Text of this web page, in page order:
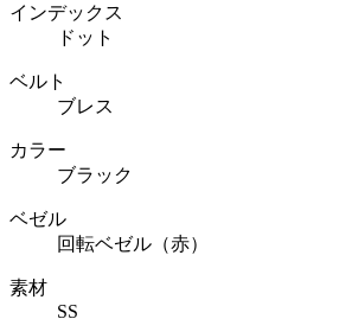
インデックス
ドット
ベルト
ブレス
カラー
ブラック
ベゼル
回転ベゼル（赤）
素材
SS